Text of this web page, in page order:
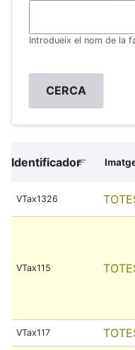
Introdueix el nom de la
Identificador
VTax1326
VTax115
VTax117